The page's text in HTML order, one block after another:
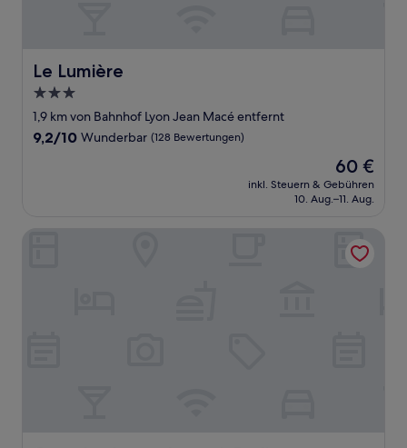
Le Lumière
Le Lumière
3.0-
Sterne-
Unterkunft
1,9 km von Bahnhof Lyon Jean Macé entfernt
9.2
9,2/10 Wunderbar (128 Bewertungen)
Der
Preis
beträgt
60 €
inkl. Steuern & Gebühren
10. Aug.–11. Aug.